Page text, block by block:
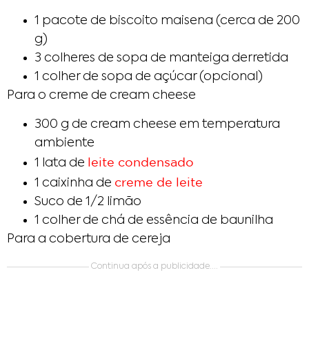
1 pacote de biscoito maisena (cerca de 200
g)
3 colheres de sopa de manteiga derretida
1 colher de sopa de açúcar (opcional)
Para o creme de cream cheese
300 g de cream cheese em temperatura
ambiente
1 lata de leite condensado
1 caixinha de creme de leite
Suco de 1/2 limão
1 colher de chá de essência de baunilha
Para a cobertura de cereja
Continua após a publicidade....